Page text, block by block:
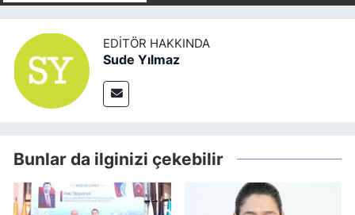
EDITÖR HAKKINDA
Sude Yılmaz
Bunlar da ilginizi çekebilir